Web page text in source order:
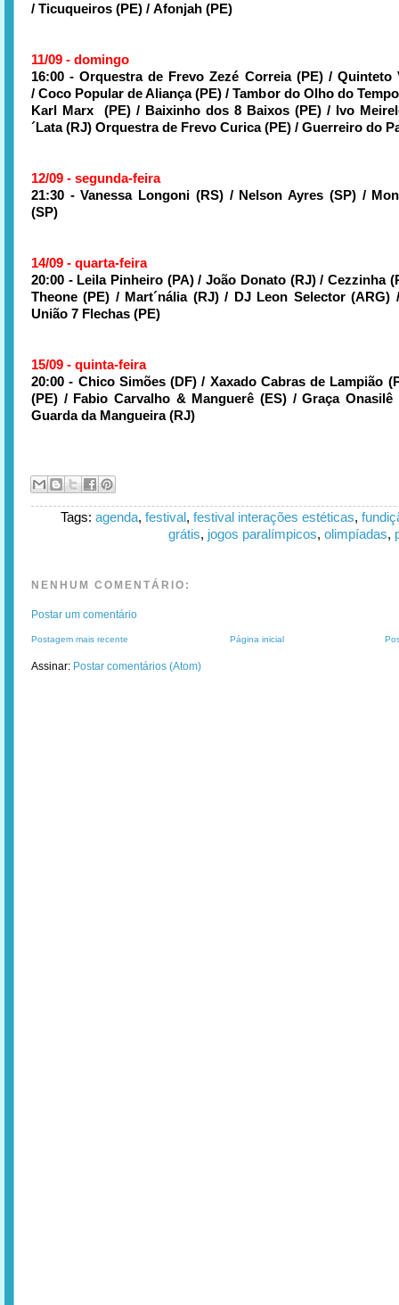
/ Ticuqueiros (PE) / Afonjah (PE)
11/09 - domingo
16:00 - Orquestra de Frevo Zezé Correia (PE) / Quinteto
/ Coco Popular de Aliança (PE) / Tambor do Olho do
Karl Marx (PE) / Baixinho dos 8 Baixos (PE) / Ivo
´Lata (RJ) Orquestra de Frevo Curica (PE) / Guerreiro do
12/09 - segunda-feira
21:30 - Vanessa Longoni (RS) / Nelson Ayres (SP) /
(SP)
14/09 - quarta-feira
20:00 - Leila Pinheiro (PA) / João Donato (RJ) / Cezzinha
Theone (PE) / Mart´nália (RJ) / DJ Leon Selector (ARG)
União 7 Flechas (PE)
15/09 - quinta-feira
20:00 - Chico Simões (DF) / Xaxado Cabras de Lampião
(PE) / Fabio Carvalho & Manguerê (ES) / Graça Onasilê
Guarda da Mangueira (RJ)
Tags: agenda, festival, festival interações estéticas,
grátis, jogos paralímpicos, olimpíadas,
NENHUM COMENTÁRIO:
Postar um comentário
Postagem mais recente Página inicial
Assinar: Postar comentários (Atom)